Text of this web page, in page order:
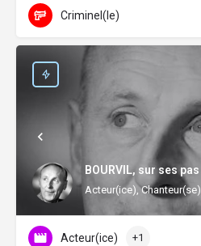
Criminel(le)
BOURVIL, sur ses pas
Acteur(ice), Chanteur(se)
Acteur(ice) +1